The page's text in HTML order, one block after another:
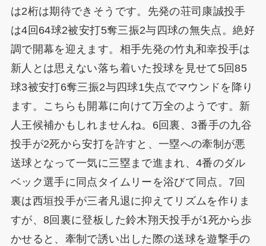
は2桁は期待できそうです。先発の荘司康誠投手
は4回64球2被安打5奪三振2与四球の無失点。絶好
調で開幕を迎えます。相手先発の竹丸和幸投手は
新人とは思えない落ち着いた投球を見せて5回85
球3被安打6奪三振2与四球1失点でマウンドを降り
ます。こちらも開幕に向けて万全のようです。新
人王候補かもしれませんね。6回裏、3番手の九谷
投手が2死から安打を許すと、一塁への牽制が悪
送球となって一気に三塁まで進まれ、4番のダル
ベック選手に同点タイムリーを浴びて同点。7回
裏は西垣投手が三者凡退に抑えてリズムを作りま
すが、8回裏に登板した鈴木翔天投手が1死から歩
かせると、牽制で誘い出した際の送球を遊撃手の